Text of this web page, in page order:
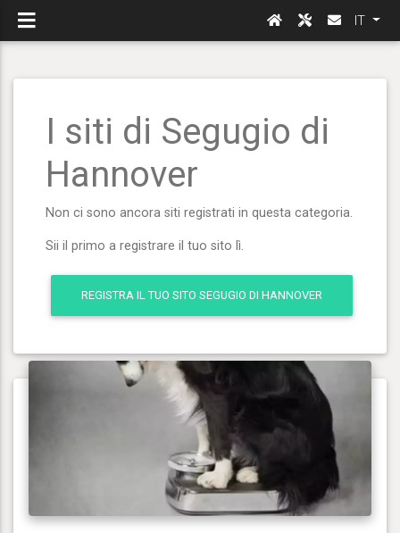
IT
I siti di Segugio di
Hannover
Non ci sono ancora siti registrati in questa categoria.
Sii il primo a registrare il tuo sito lì.
REGISTRA IL TUO SITO SEGUGIO DI HANNOVER